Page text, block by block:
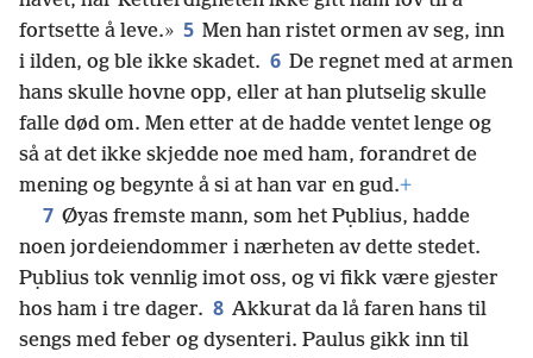
fortsette å leve.» 5 Men han ristet ormen av seg, inn
i ilden, og ble ikke skadet. 6 De regnet med at armen
hans skulle hovne opp, eller at han plutselig skulle
falle død om. Men etter at de hadde ventet lenge og
så at det ikke skjedde noe med ham, forandret de
mening og begynte å si at han var en gud.+
7 Øyas fremste mann, som het Pụblius, hadde
noen jordeiendommer i nærheten av dette stedet.
Pụblius tok vennlig imot oss, og vi fikk være gjester
hos ham i tre dager. 8 Akkurat da lå faren hans til
sengs med feber og dysenteri. Paulus gikk inn til